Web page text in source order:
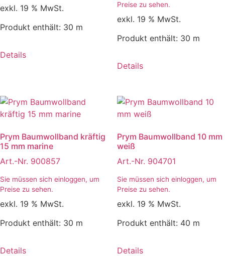
exkl. 19 % MwSt.
Produkt enthält: 30 m
Details
Preise zu sehen.
exkl. 19 % MwSt.
Produkt enthält: 30 m
Details
Prym Baumwollband kräftig
15 mm marine
Art.-Nr. 900857
Sie müssen sich einloggen, um
Preise zu sehen.
exkl. 19 % MwSt.
Produkt enthält: 30 m
Details
Prym Baumwollband 10 mm
weiß
Art.-Nr. 904701
Sie müssen sich einloggen, um
Preise zu sehen.
exkl. 19 % MwSt.
Produkt enthält: 40 m
Details